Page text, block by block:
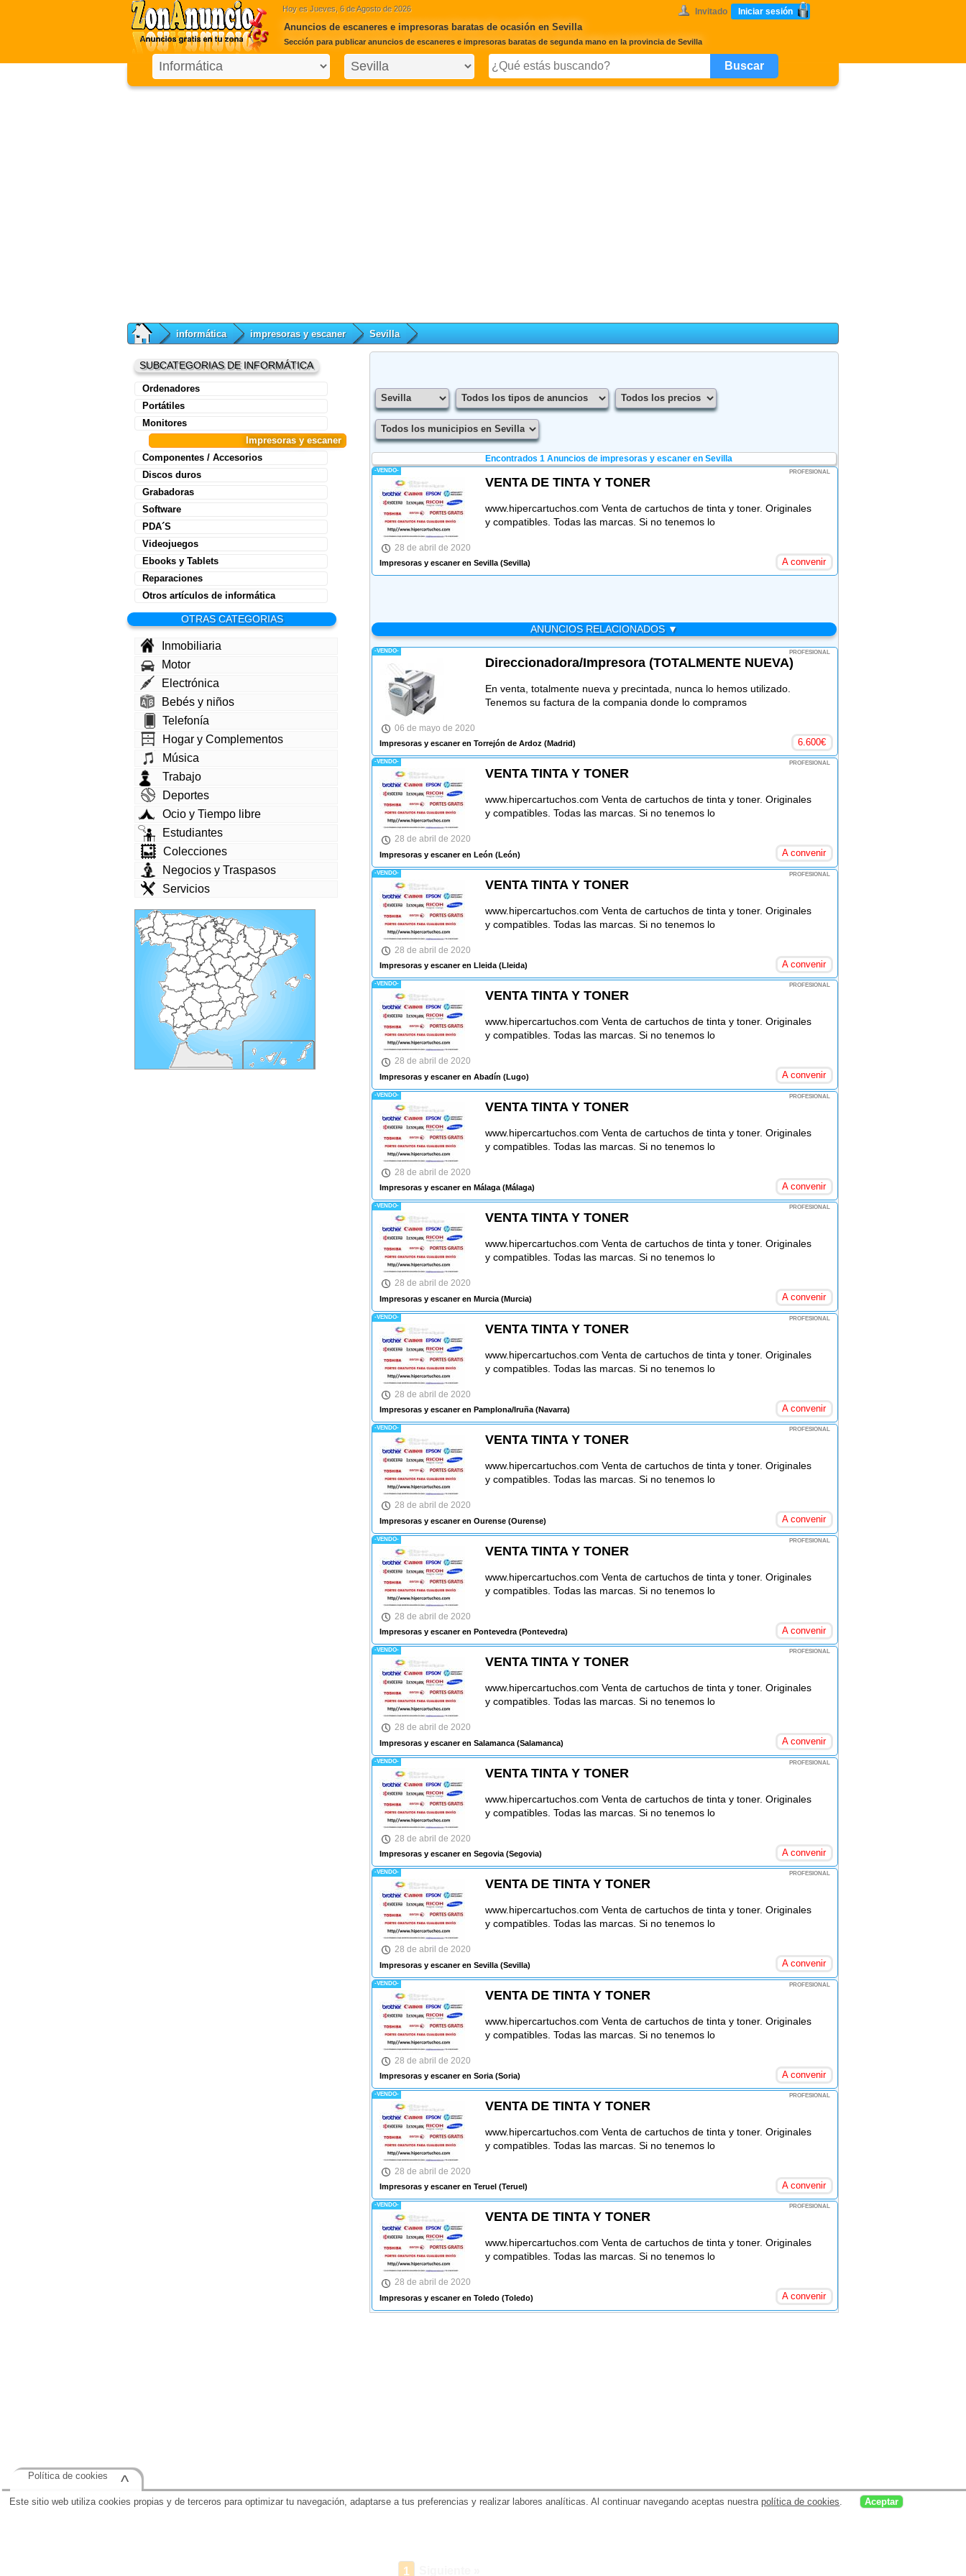
Hoy es Jueves, 6 de Agosto de 2026 Invitado Iniciar sesión
Anuncios de escaneres e impresoras baratas de ocasión en Sevilla
Sección para publicar anuncios de escaneres e impresoras baratas de segunda mano en la provincia de Sevilla
informática impresoras y escaner Sevilla
SUBCATEGORIAS DE INFORMÁTICA
Ordenadores
Portátiles
Monitores
Impresoras y escaner
Componentes / Accesorios
Discos duros
Grabadoras
Software
PDA´S
Videojuegos
Ebooks y Tablets
Reparaciones
Otros artículos de informática
OTRAS CATEGORIAS
Inmobiliaria
Motor
Electrónica
Bebés y niños
Telefonía
Hogar y Complementos
Música
Trabajo
Deportes
Ocio y Tiempo libre
Estudiantes
Colecciones
Negocios y Traspasos
Servicios
Encontrados 1 Anuncios de impresoras y escaner en Sevilla
-VENDO- PROFESIONAL
VENTA DE TINTA Y TONER
www.hipercartuchos.com Venta de cartuchos de tinta y toner. Originales
y compatibles. Todas las marcas. Si no tenemos lo
28 de abril de 2020
Impresoras y escaner en Sevilla(Sevilla) A convenir
ANUNCIOS RELACIONADOS ▼
-VENDO- PROFESIONAL
Direccionadora/Impresora (TOTALMENTE NUEVA)
En venta, totalmente nueva y precintada, nunca lo hemos utilizado.
Tenemos su factura de la compania donde lo compramos
06 de mayo de 2020
Impresoras y escaner en Torrejón de Ardoz (Madrid) 6.600€
-VENDO- PROFESIONAL
VENTA TINTA Y TONER
www.hipercartuchos.com Venta de cartuchos de tinta y toner. Originales
y compatibles. Todas las marcas. Si no tenemos lo
28 de abril de 2020
Impresoras y escaner en León (León) A convenir
-VENDO- PROFESIONAL
VENTA TINTA Y TONER
www.hipercartuchos.com Venta de cartuchos de tinta y toner. Originales
y compatibles. Todas las marcas. Si no tenemos lo
28 de abril de 2020
Impresoras y escaner en Lleida(Lleida) A convenir
-VENDO- PROFESIONAL
VENTA TINTA Y TONER
www.hipercartuchos.com Venta de cartuchos de tinta y toner. Originales
y compatibles. Todas las marcas. Si no tenemos lo
28 de abril de 2020
Impresoras y escaner en Abadín (Lugo) A convenir
-VENDO- PROFESIONAL
VENTA TINTA Y TONER
www.hipercartuchos.com Venta de cartuchos de tinta y toner. Originales
y compatibles. Todas las marcas. Si no tenemos lo
28 de abril de 2020
Impresoras y escaner en Málaga(Málaga) A convenir
-VENDO- PROFESIONAL
VENTA TINTA Y TONER
www.hipercartuchos.com Venta de cartuchos de tinta y toner. Originales
y compatibles. Todas las marcas. Si no tenemos lo
28 de abril de 2020
Impresoras y escaner en Murcia(Murcia) A convenir
-VENDO- PROFESIONAL
VENTA TINTA Y TONER
www.hipercartuchos.com Venta de cartuchos de tinta y toner. Originales
y compatibles. Todas las marcas. Si no tenemos lo
28 de abril de 2020
Impresoras y escaner en Pamplona/Iruña(Navarra) A convenir
-VENDO- PROFESIONAL
VENTA TINTA Y TONER
www.hipercartuchos.com Venta de cartuchos de tinta y toner. Originales
y compatibles. Todas las marcas. Si no tenemos lo
28 de abril de 2020
Impresoras y escaner en Ourense(Ourense) A convenir
-VENDO- PROFESIONAL
VENTA TINTA Y TONER
www.hipercartuchos.com Venta de cartuchos de tinta y toner. Originales
y compatibles. Todas las marcas. Si no tenemos lo
28 de abril de 2020
Impresoras y escaner en Pontevedra(Pontevedra) A convenir
-VENDO- PROFESIONAL
VENTA TINTA Y TONER
www.hipercartuchos.com Venta de cartuchos de tinta y toner. Originales
y compatibles. Todas las marcas. Si no tenemos lo
28 de abril de 2020
Impresoras y escaner en Salamanca(Salamanca) A convenir
-VENDO- PROFESIONAL
VENTA TINTA Y TONER
www.hipercartuchos.com Venta de cartuchos de tinta y toner. Originales
y compatibles. Todas las marcas. Si no tenemos lo
28 de abril de 2020
Impresoras y escaner en Segovia(Segovia) A convenir
-VENDO- PROFESIONAL
VENTA DE TINTA Y TONER
www.hipercartuchos.com Venta de cartuchos de tinta y toner. Originales
y compatibles. Todas las marcas. Si no tenemos lo
28 de abril de 2020
Impresoras y escaner en Sevilla(Sevilla) A convenir
-VENDO- PROFESIONAL
VENTA DE TINTA Y TONER
www.hipercartuchos.com Venta de cartuchos de tinta y toner. Originales
y compatibles. Todas las marcas. Si no tenemos lo
28 de abril de 2020
Impresoras y escaner en Soria(Soria) A convenir
-VENDO- PROFESIONAL
VENTA DE TINTA Y TONER
www.hipercartuchos.com Venta de cartuchos de tinta y toner. Originales
y compatibles. Todas las marcas. Si no tenemos lo
28 de abril de 2020
Impresoras y escaner en Teruel (Teruel) A convenir
-VENDO- PROFESIONAL
VENTA DE TINTA Y TONER
www.hipercartuchos.com Venta de cartuchos de tinta y toner. Originales
y compatibles. Todas las marcas. Si no tenemos lo
28 de abril de 2020
Impresoras y escaner en Toledo(Toledo) A convenir
1
Este sitio web utiliza cookies propias y de terceros para optimizar tu navegación, adaptarse a tus preferencias y realizar labores analíticas. Al continuar navegando aceptas nuestrapolítica de cookies Aceptar
Política de cookies ^